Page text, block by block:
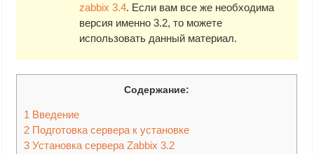
zabbix 3.4. Если вам все же необходима
версия именно 3.2, то можете
использовать данный материал.
Содержание:
1 Введение
2 Подготовка сервера к установке
3 Установка сервера Zabbix 3.2